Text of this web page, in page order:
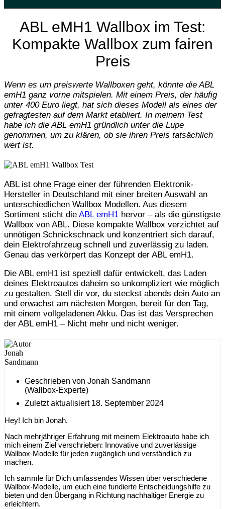
ABL eMH1 Wallbox im Test:
Kompakte Wallbox zum fairen
Preis
Wenn es um preiswerte Wallboxen geht, könnte die ABL
emH1 ganz vorne mitspielen. Mit einem Preis, der häufig
unter 400 Euro liegt, hat sich dieses Modell als eines der
gefragtesten auf dem Markt etabliert. In meinem Test
habe ich die ABL emH1 gründlich unter die Lupe
genommen, um zu klären, ob sie ihren Preis tatsächlich
wert ist.
ABL ist ohne Frage einer der führenden Elektronik-
Hersteller in Deutschland mit einer breiten Auswahl an
unterschiedlichen Wallbox Modellen. Aus diesem
Sortiment sticht die ABL emH1 hervor – als die günstigste
Wallbox von ABL. Diese kompakte Wallbox verzichtet auf
unnötigen Schnickschnack und konzentriert sich darauf,
dein Elektrofahrzeug schnell und zuverlässig zu laden.
Genau das verkörpert das Konzept der ABL emH1.
Die ABL emH1 ist speziell dafür entwickelt, das Laden
deines Elektroautos daheim so unkompliziert wie möglich
zu gestalten. Stell dir vor, du steckst abends dein Auto an
und erwachst am nächsten Morgen, bereit für den Tag,
mit einem vollgeladenen Akku. Das ist das Versprechen
der ABL emH1 – Nicht mehr und nicht weniger.
Geschrieben von Jonah Sandmann
(Wallbox-Experte)
Zuletzt aktualisiert 18. September 2024
Hey! Ich bin Jonah.
Nach mehrjähriger Erfahrung mit meinem Elektroauto habe ich
mich einem Ziel verschrieben: Innovative und zuverlässige
Wallbox-Modelle für jeden zugänglich und verständlich zu
machen.
Ich sammle für Dich umfassendes Wissen über verschiedene
Wallbox-Modelle, um euch eine fundierte Entscheidungshilfe zu
bieten und den Übergang in Richtung nachhaltiger Energie zu
erleichtern.